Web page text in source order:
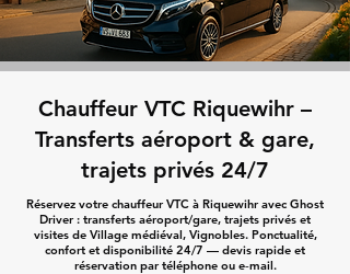
Chauffeur VTC Riquewihr –
Transferts aéroport & gare,
trajets privés 24/7
Réservez votre chauffeur VTC à Riquewihr avec Ghost
Driver : transferts aéroport/gare, trajets privés et
visites de Village médiéval, Vignobles. Ponctualité,
confort et disponibilité 24/7 — devis rapide et
réservation par téléphone ou e‑mail.